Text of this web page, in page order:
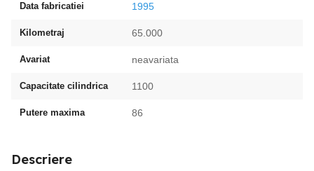
Data fabricatiei 1995
Kilometraj 65.000
Avariat neavariata
Capacitate cilindrica 1100
Putere maxima 86
Descriere